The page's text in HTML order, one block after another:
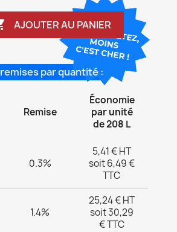
AJOUTER AU PANIER
par quantité :
Remise
Économie
par unité
de 208 L
0.3%
5,41 € HT
soit 6,49 €
TTC
1.4%
25,24 € HT
soit 30,29
€ TTC